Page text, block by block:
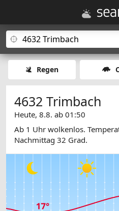
Regen
4632 Trimbach
Heute, 8.8. ab 01:50
Ab 1 Uhr wolkenlos.
Nachmittag 32 Grad.